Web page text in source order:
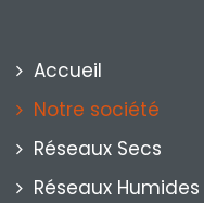
Accueil
Notre société
Réseaux Secs
Réseaux Humides